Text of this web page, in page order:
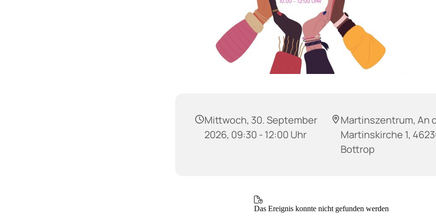
Mittwoch, 30. September
2026, 09:30 - 12:00 Uhr
Martinszentrum, An
Martinskirche 1,
Bottrop